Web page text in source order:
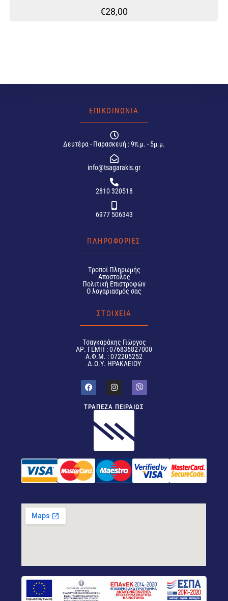
€28,00
ΕΠΙΚΟΙΝΩΝΙΑ
Δευτέρα - Παρασκευή : 9π.μ. - 5μ.μ.
info@tsagarakis.gr
2810 320518
6977 506343
ΠΛΗΡΟΦΟΡΙΕΣ
Tροποί Πληρωμής
Αποστολές
Πολιτική Επιστροφών
Ο λογαριασμός σας
ΣΤΟΙΧΕΙΑ
Tσαγκαράκης Γιώργος
ΑΡ. ΓΕΜΗ : 076836827000
Α.Φ.Μ. : 072205252
Δ.Ο.Υ. ΗΡΑΚΛΕΙΟΥ
ΤΡΑΠΕΖΑ ΠΕΙΡΑΙΩΣ